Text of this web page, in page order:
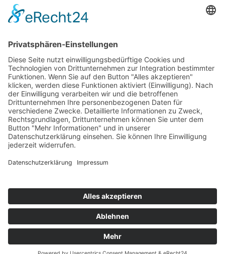
Echtheit von Bewertungen
Kontakt
Shop
Mein Konto
Warenkorb
Kasse
Vertrag widerrufen
REGGIRAINBOW® Schmuck + Accessoires © 2026. Alle Rechte
vorbehalten.
Aufgrund der Anwendung der Kleinunternehmerregelung gemäß § 19